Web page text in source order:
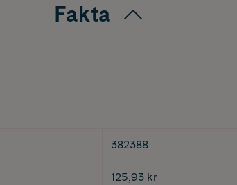
Fakta
382388
125,93 kr